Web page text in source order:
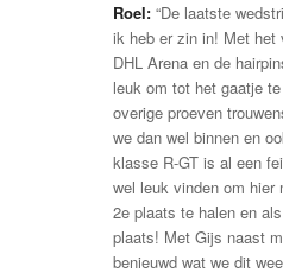
Roel: “De laatste
ik heb er zin in! Met het
DHL Arena en de
leuk om tot het gaatje
overige proeven
we dan wel binnen en
klasse R-GT is al een
wel leuk vinden om hier
2e plaats te halen en
plaats! Met Gijs naast
benieuwd wat we dit